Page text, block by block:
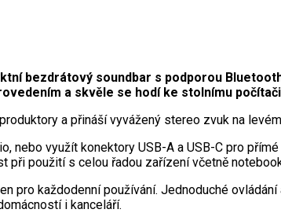
bezdrátový soundbar s podporou
a skvěle se hodí ke stolnímu
a přináší vyvážený stereo zvuk na
nebo využít konektory USB-A a USB-C pro
použití s celou řadou zařízení včetně
pro každodenní používání. Jednoduché
i kanceláří.